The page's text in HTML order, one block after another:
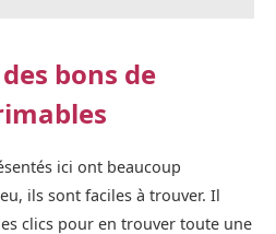
bons de
ici ont beaucoup
ils sont faciles à trouver. Il
clics pour en trouver toute une